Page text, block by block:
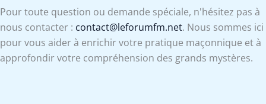
Pour toute question ou demande spéciale, n'hésitez pas à
nous contacter : contact@leforumfm.net. Nous sommes ici
pour vous aider à enrichir votre pratique maçonnique et à
approfondir votre compréhension des grands mystères.